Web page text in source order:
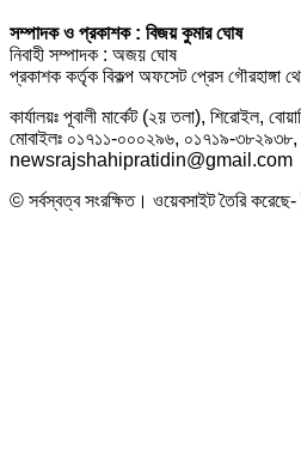
সম্পাদক ও প্রকাশক : বিজয় কুমার ঘোষ
নিবাহী সম্পাদক : অজয় ঘোষ
প্রকাশক কর্তৃক বিকল্প অফসেট প্রেস গৌরহাঙ্গা
কার্যালয়ঃ পূবালী মার্কেট (২য় তলা), শিরোইল,
মোবাইলঃ ০১৭১১-০০০২৯৬, ০১৭১৯-
newsrajshahipratidin@gmail.com
© সর্বস্বত্ব সংরক্ষিত। ওয়েবসাইট তৈরি করেছে-